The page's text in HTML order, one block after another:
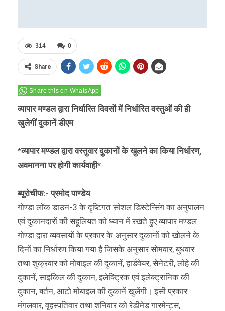
0
314
Share
Share this on WhatsApp
व्यापार मण्डल द्वारा निर्धारित दिवसों में निर्धारित वस्तुओं की ही
खुलेगीं दुकानें डीएम
*व्यापार मण्डल द्वारा वस्तुवार दुुकानों के खुलने का किया निर्धारण,
अवमानना पर होगी कार्यवाही*
ब्यूरोचीफ:- प्रमोद पाण्डेय
गोण्डा लाॅक डाउन-3 के दृष्टिगत सोशल डिस्टेन्सिंग का अनुपालन
एवं दुुकानदारों की सहूलियत को ध्यान में रखते हुए व्यापार मण्डल
गोण्डा द्वारा व्यवसायों के प्रकार के अनुसार दुकानों को खोलने के
दिनों का निर्धारण किया गया है जिसके अनुसार सोमवार, बुधवार
तथा शुक्रवार को मोबाइल की दुकानें, हार्डवेयर, सेनेटरी, लोहे की
दुकानें, साइकिल की दुकान, इलेक्ट्रिक एवं इलेक्ट्रानिक की
दुकान, बर्तन, आटो मोबाइल की दुकानें खुलेंगी। इसी प्रकार
मंगलवार, वृहस्पतिवार तथा शनिवार को रेडीमेड गारमेन्ट्स,